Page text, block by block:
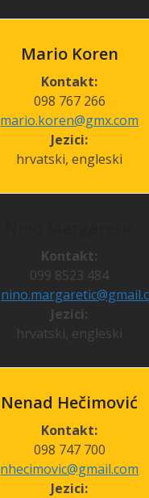
Mario Koren
Kontakt:
098 767 266
mario.koren@gmx.com
Jezici:
hrvatski, engleski
Kontakt:
099 8523 484
Jezici:
hrvatski, engleski
Nenad Hečimović
Kontakt:
098 747 700
nhecimovic@gmail.com
Jezici: